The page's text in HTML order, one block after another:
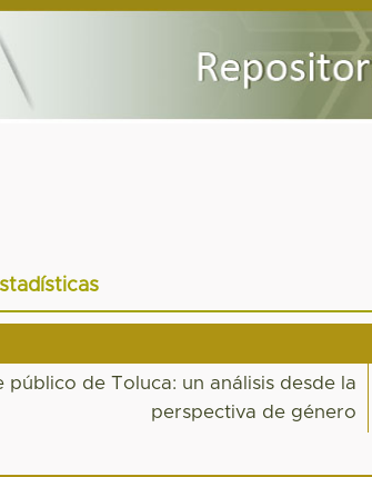
de Toluca: un análisis desde la
perspectiva de género